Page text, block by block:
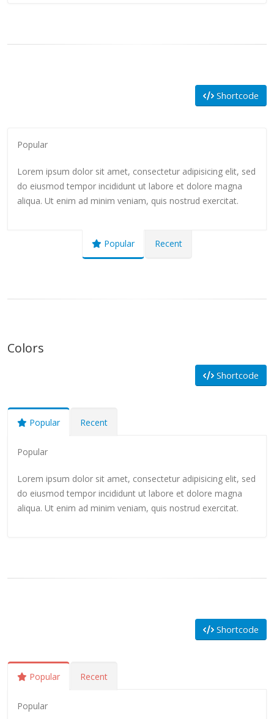
Shortcode
Popular
Lorem ipsum dolor sit amet, consectetur adipisicing elit, sed
do eiusmod tempor incididunt ut labore et dolore magna
aliqua. Ut enim ad minim veniam, quis nostrud exercitat.
Popular Recent
Colors
Shortcode
Popular Recent
Popular
Lorem ipsum dolor sit amet, consectetur adipisicing elit, sed
do eiusmod tempor incididunt ut labore et dolore magna
aliqua. Ut enim ad minim veniam, quis nostrud exercitat.
Shortcode
Popular Recent
Popular